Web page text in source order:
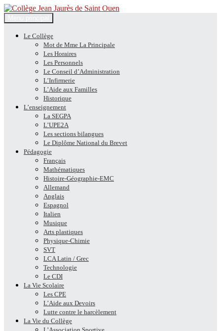
Collège Jean Jaurès de Saint
Ouen
Recherche
au
contenu
Le Collège
Mot de Mme La Principale
Les Horaires
Les Personnels
Le Conseil d’Administration
L’Infirmerie
L’Aide aux Familles
Historique
L’enseignement
La SEGPA
L’UPE2A
Les sections bilangues
Le Diplôme National du Brevet
Pédagogie
Français
Mathématiques
Histoire-Géographie-EMC
Allemand
Anglais
Espagnol
Italien
Musique
Arts plastiques
Physique-Chimie
SVT
LCA Latin / Grec
Technologie
Le CDI
La Vie Scolaire
Les CPE
L’Aide aux Devoirs
Lutte contre le harcèlement
La Vie du Collège